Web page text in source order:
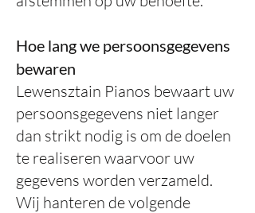
Hoe lang we persoonsgegevens
bewaren
Lewensztain Pianos bewaart uw
persoonsgegevens niet langer
dan strikt nodig is om de doelen
te realiseren waarvoor uw
gegevens worden verzameld.
Wij hanteren de volgende